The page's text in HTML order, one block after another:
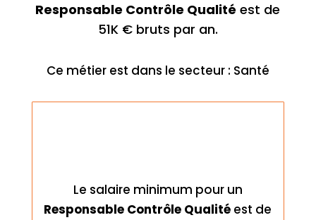
Responsable Contrôle Qualité est de
51K € bruts par an.
Ce métier est dans le secteur : Santé
Le salaire minimum pour un
Responsable Contrôle Qualité est de